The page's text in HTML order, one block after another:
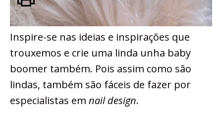
Inspire-se nas ideias e inspirações que
trouxemos e crie uma linda unha baby
boomer também. Pois assim como são
lindas, também são fáceis de fazer por
especialistas em nail design.